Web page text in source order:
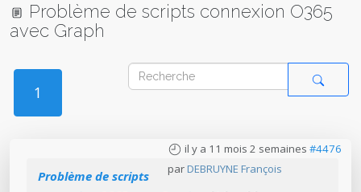
Problème de scripts connexion O365
avec Graph
1
il y a 11 mois 2 semaines #4476
par DEBRUYNE François
Problème de scripts